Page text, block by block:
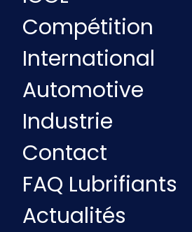
Compétition
International
Automotive
Industrie
Contact
FAQ Lubrifiants
Actualités